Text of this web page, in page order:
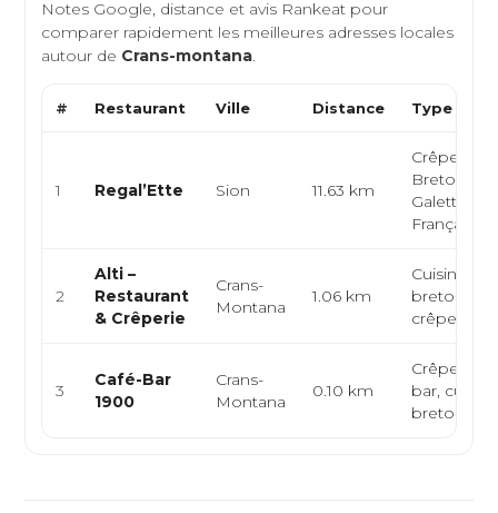
Notes Google, distance et avis Rankeat pour
comparer rapidement les meilleures adresses locales
autour de Crans-montana.
# Restaurant Ville Distance Type de
1 Regal’Ette Sion 11.63 km
Crêperie,
Bretonne,
Galettes,
Française
2
Alti –
Restaurant
& Crêperie
Crans-
Montana
1.06 km
Cuisine
bretonne,
crêperie,
3
Café-Bar
1900
Crans-
Montana
0.10 km
Crêperie,
bar, cuisine
bretonne,